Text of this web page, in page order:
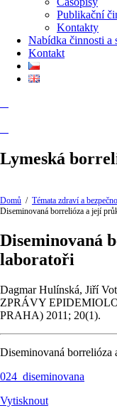
Publikační
Kontakty
Nabídka činnosti a
Kontakt
Lymeská
Domů / Témata zdraví a
Diseminovaná borrelióza a její
Diseminovaná
laboratoři
Dagmar Hulínská, Jiří
ZPRÁVY
PRAHA) 2011; 20(1).
Diseminovaná borrelióza
024_diseminovana
Vytisknout